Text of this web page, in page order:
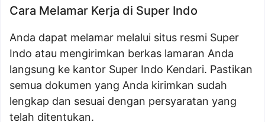
Cara Melamar Kerja di Super Indo
Anda dapat melamar melalui situs resmi Super
Indo atau mengirimkan berkas lamaran Anda
langsung ke kantor Super Indo Kendari. Pastikan
semua dokumen yang Anda kirimkan sudah
lengkap dan sesuai dengan persyaratan yang
telah ditentukan.